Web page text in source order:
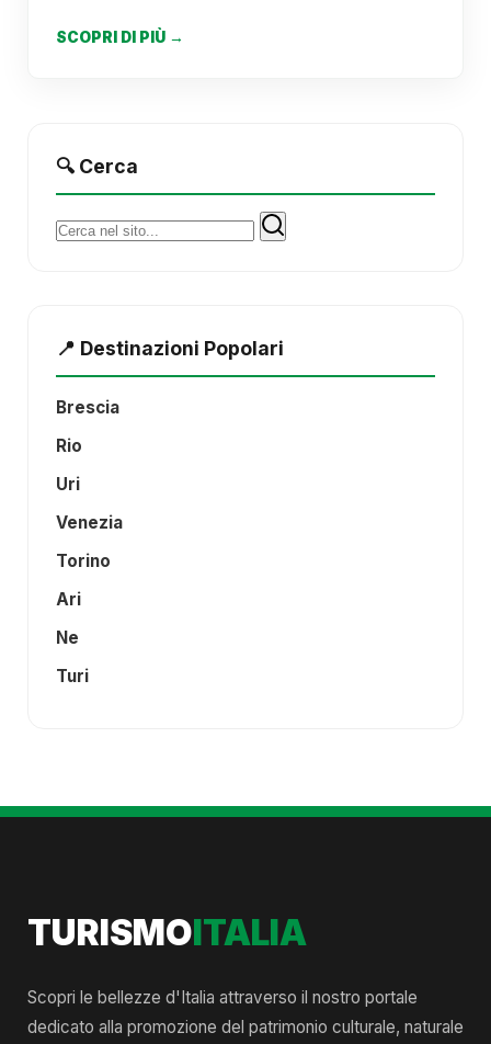
SCOPRI DI PIÙ →
🔍 Cerca
Cerca:
📍 Destinazioni Popolari
Brescia
Rio
Uri
Venezia
Torino
Ari
Ne
Turi
TURISMOITALIA
Scopri le bellezze d'Italia attraverso il nostro portale
dedicato alla promozione del patrimonio culturale, naturale